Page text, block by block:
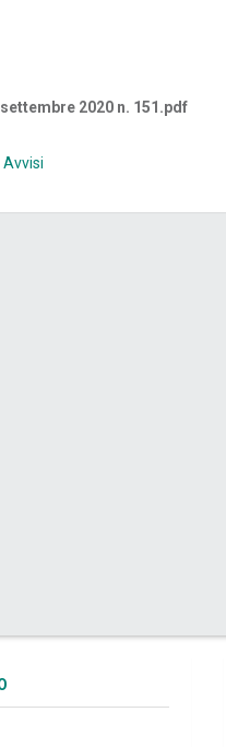
settembre 2020 n. 151.pdf
Avvisi